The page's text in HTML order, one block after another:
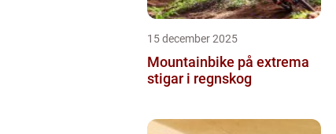
15 december 2025
Mountainbike på extrema
stigar i regnskog